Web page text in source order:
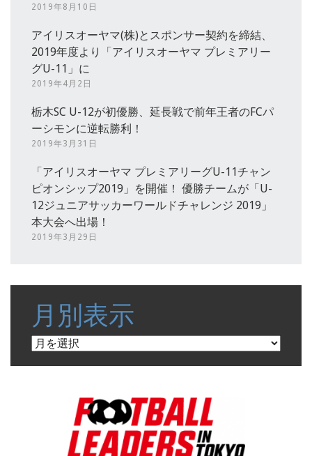
2019年8月10日
アイリスオーヤマ(株)とスポンサー契約を締結、
2019年度より「アイリスオーヤマ プレミアリー
グU-11」に
2019年4月2日
栃木SC U-12が初優勝、延長戦で前年王者のFCパ
ーシモンに逆転勝利！
2019年3月31日
「アイリスオーヤマ プレミアリーグU-11チャン
ピオンシップ2019」を開催！ 優勝チームが「U-
12ジュニアサッカーワールドチャレンジ 2019」
本大会へ出場！
2019年3月29日
月別表示
月